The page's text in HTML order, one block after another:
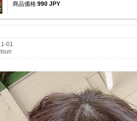
商品価格:990 JPY
01